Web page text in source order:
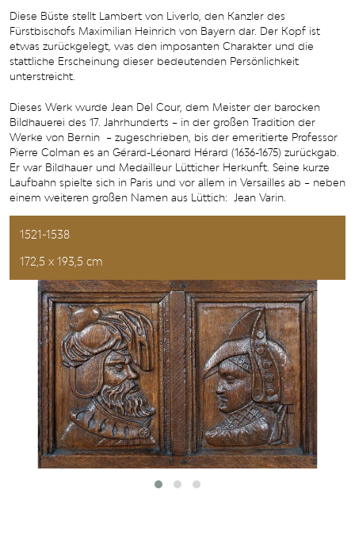
Diese Büste stellt Lambert von Liverlo, den Kanzler des
Fürstbischofs Maximilian Heinrich von Bayern dar. Der Kopf ist
etwas zurückgelegt, was den imposanten Charakter und die
stattliche Erscheinung dieser bedeutenden Persönlichkeit
unterstreicht.
Dieses Werk wurde Jean Del Cour, dem Meister der barocken
Bildhauerei des 17. Jahrhunderts – in der großen Tradition der
Werke von Bernin – zugeschrieben, bis der emeritierte Professor
Pierre Colman es an Gérard-Léonard Hérard (1636-1675) zurückgab.
Er war Bildhauer und Medailleur Lütticher Herkunft. Seine kurze
Laufbahn spielte sich in Paris und vor allem in Versailles ab – neben
einem weiteren großen Namen aus Lüttich: Jean Varin.
1521-1538
172,5 x 193,5 cm